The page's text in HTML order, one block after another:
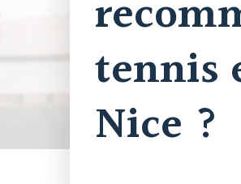
tennis
Nice ?